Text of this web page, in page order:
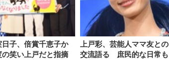
日子、倍賞千恵子か
の笑い上戸だと指摘
上戸彩、芸能人ママ友との
交流語る 庶民的な日常も